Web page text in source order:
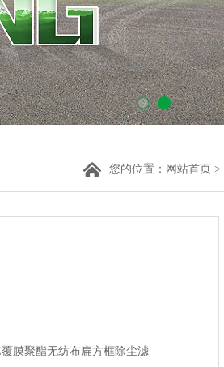
您的位置： 网站首页 >